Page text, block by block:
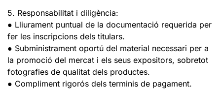
5. Responsabilitat i diligència:
● Lliurament puntual de la documentació requerida per
fer les inscripcions dels titulars.
● Subministrament oportú del material necessari per a
la promoció del mercat i els seus expositors, sobretot
fotografies de qualitat dels productes.
● Compliment rigorós dels terminis de pagament.